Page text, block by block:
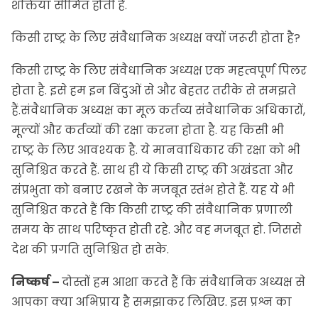
शक्तियां सीमित होती हैं.
किसी राष्ट्र के लिए संवैधानिक अध्यक्ष क्यों जरूरी होता है?
किसी राष्ट्र के लिए संवैधानिक अध्यक्ष एक महत्वपूर्ण पिलर
होता है. इसे हम इन बिंदुओं से और बेहतर तरीके से समझते
हैं.संवैधानिक अध्यक्ष का मूल कर्तव्य संवैधानिक अधिकारों,
मूल्यों और कर्तव्यों की रक्षा करना होता है. यह किसी भी
राष्ट्र के लिए आवश्यक है. ये मानवाधिकार की रक्षा को भी
सुनिश्चित करते हैं. साथ ही ये किसी राष्ट्र की अखंडता और
संप्रभुता को बनाए रखने के मजबूत स्तंभ होते हैं. यह ये भी
सुनिश्चित करते हैं कि किसी राष्ट्र की संवैधानिक प्रणाली
समय के साथ परिष्कृत होती रहे. और वह मजबूत हो. जिससे
देश की प्रगति सुनिश्चित हो सके.
निष्कर्ष –दोस्तों हम आशा करते हैं कि संवैधानिक अध्यक्ष से
आपका क्या अभिप्राय है समझाकर लिखिए. इस प्रश्न का